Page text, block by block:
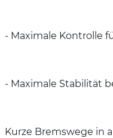
- Maximale Kontrolle
- Maximale Stabilität
Kurze Bremswege in